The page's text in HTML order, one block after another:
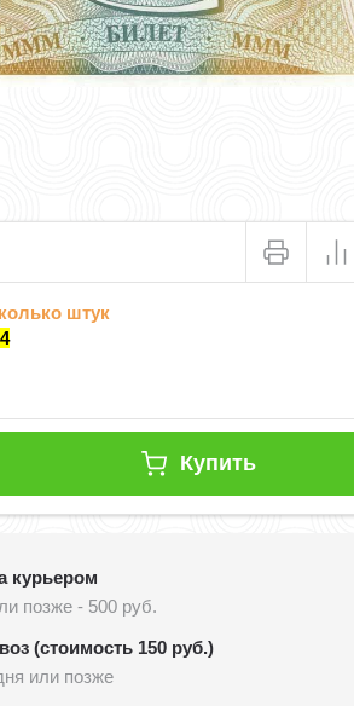
штук
Купить
курьером
позже - 500 руб.
(стоимость 150 руб.)
или позже